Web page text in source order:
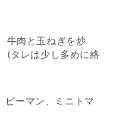
牛肉と玉ねぎを炒
(タレは少し多めに絡
ーマン、ミニトマ